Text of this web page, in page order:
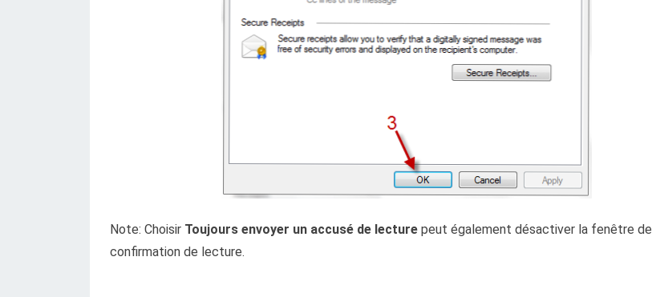
Note: Choisir Toujours envoyer un accusé de lecture peut également désactiver la fenêtre de
confirmation de lecture.